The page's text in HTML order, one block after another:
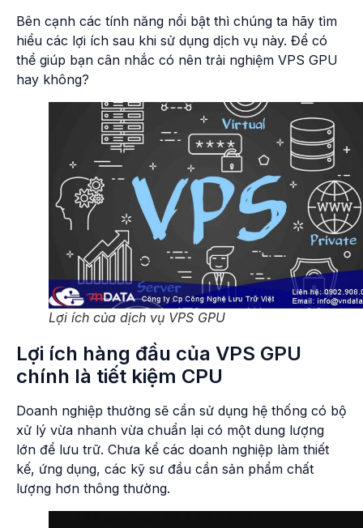
Bên cạnh các tính năng nổi bật thì chúng ta hãy tìm
hiểu các lợi ích sau khi sử dụng dịch vụ này. Để có
thể giúp bạn cân nhắc có nên trải nghiệm VPS GPU
hay không?
Lợi ích của dịch vụ VPS GPU
Lợi ích hàng đầu của VPS GPU
chính là tiết kiệm CPU
Doanh nghiệp thường sẽ cần sử dụng hệ thống có bộ
xử lý vừa nhanh vừa chuẩn lại có một dung lượng
lớn để lưu trữ. Chưa kể các doanh nghiệp làm thiết
kế, ứng dụng, các kỹ sư đầu cần sản phẩm chất
lượng hơn thông thường.